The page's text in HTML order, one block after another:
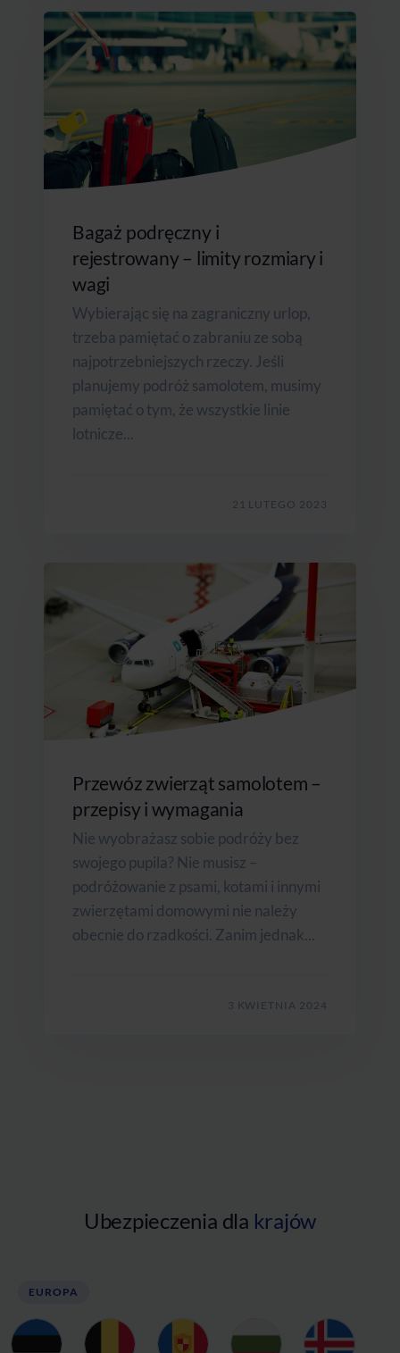
Bagaż podręczny i
rejestrowany – limity rozmiary i
wagi
Wybierając się na zagraniczny urlop,
trzeba pamiętać o zabraniu ze sobą
najpotrzebniejszych rzeczy. Jeśli
planujemy podróż samolotem, musimy
pamiętać o tym, że wszystkie linie
lotnicze...
21 LUTEGO 2023
Przewóz zwierząt samolotem –
przepisy i wymagania
Nie wyobrażasz sobie podróży bez
swojego pupila? Nie musisz –
podróżowanie z psami, kotami i innymi
zwierzętami domowymi nie należy
obecnie do rzadkości. Zanim jednak...
3 KWIETNIA 2024
Ubezpieczenia dla krajów
EUROPA